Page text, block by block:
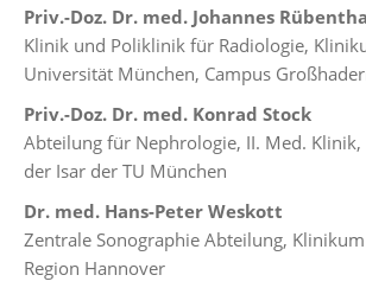
Priv.-Doz. Dr. med. Johannes
Klinik und Poliklinik für Radiologie,
Universität München, Campus
Priv.-Doz. Dr. med. Konrad Stock
Abteilung für Nephrologie, II. Med.
der Isar der TU München
Dr. med. Hans-Peter Weskott
Zentrale Sonographie Abteilung,
Region Hannover